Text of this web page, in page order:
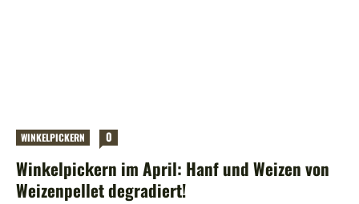
WINKELPICKERN 0
Winkelpickern im April: Hanf und Weizen von
Weizenpellet degradiert!